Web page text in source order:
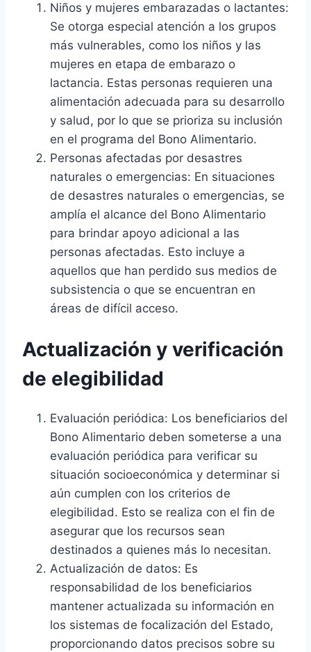
Niños y mujeres embarazadas o lactantes:
Se otorga especial atención a los grupos
más vulnerables, como los niños y las
mujeres en etapa de embarazo o
lactancia. Estas personas requieren una
alimentación adecuada para su desarrollo
y salud, por lo que se prioriza su inclusión
en el programa del Bono Alimentario.
Personas afectadas por desastres
naturales o emergencias: En situaciones
de desastres naturales o emergencias, se
amplía el alcance del Bono Alimentario
para brindar apoyo adicional a las
personas afectadas. Esto incluye a
aquellos que han perdido sus medios de
subsistencia o que se encuentran en
áreas de difícil acceso.
Actualización y verificación
de elegibilidad
Evaluación periódica: Los beneficiarios del
Bono Alimentario deben someterse a una
evaluación periódica para verificar su
situación socioeconómica y determinar si
aún cumplen con los criterios de
elegibilidad. Esto se realiza con el fin de
asegurar que los recursos sean
destinados a quienes más lo necesitan.
Actualización de datos: Es
responsabilidad de los beneficiarios
mantener actualizada su información en
los sistemas de focalización del Estado,
proporcionando datos precisos sobre su